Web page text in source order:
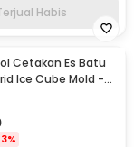
Habis
Cetakan Es Batu
Ice Cube Mold -